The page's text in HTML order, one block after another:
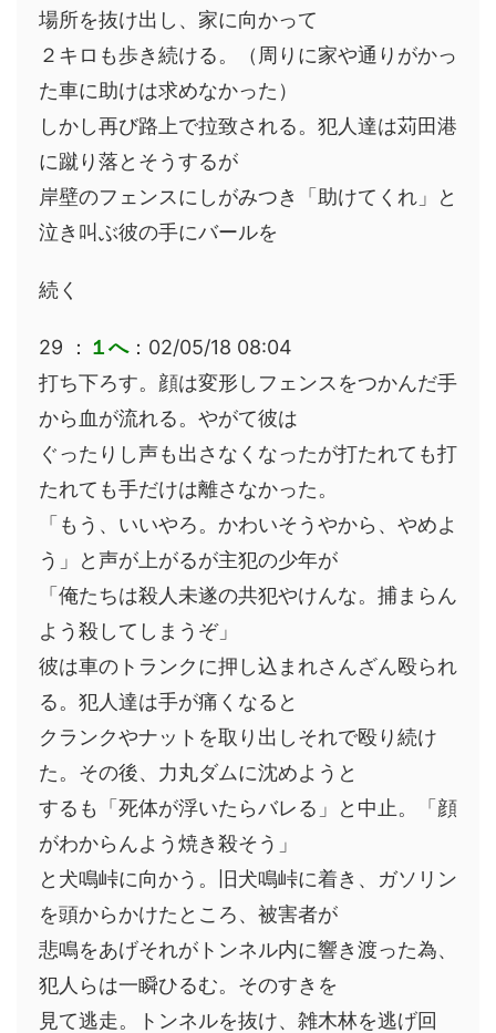
場所を抜け出し、家に向かって
２キロも歩き続ける。（周りに家や通りがかっ
た車に助けは求めなかった）
しかし再び路上で拉致される。犯人達は苅田港
に蹴り落とそうするが
岸壁のフェンスにしがみつき「助けてくれ」と
泣き叫ぶ彼の手にバールを
続く
29 ： １へ：02/05/18 08:04
打ち下ろす。顔は変形しフェンスをつかんだ手
から血が流れる。やがて彼は
ぐったりし声も出さなくなったが打たれても打
たれても手だけは離さなかった。
「もう、いいやろ。かわいそうやから、やめよ
う」と声が上がるが主犯の少年が
「俺たちは殺人未遂の共犯やけんな。捕まらん
よう殺してしまうぞ」
彼は車のトランクに押し込まれさんざん殴られ
る。犯人達は手が痛くなると
クランクやナットを取り出しそれで殴り続け
た。その後、力丸ダムに沈めようと
するも「死体が浮いたらバレる」と中止。「顔
がわからんよう焼き殺そう」
と犬鳴峠に向かう。旧犬鳴峠に着き、ガソリン
を頭からかけたところ、被害者が
悲鳴をあげそれがトンネル内に響き渡った為、
犯人らは一瞬ひるむ。そのすきを
見て逃走。トンネルを抜け、雑木林を逃げ回